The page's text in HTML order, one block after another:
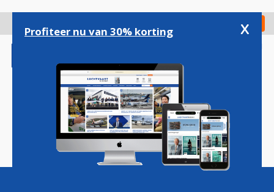
gaan
Check in
Magazine Podcasts Vacatures
Profiteer nu van 30% korting x